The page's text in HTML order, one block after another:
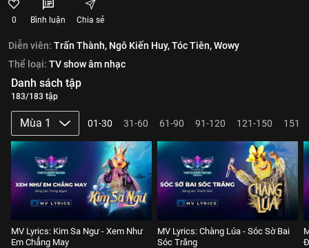
0 Bình luận Chia sẻ
Diễn viên: Trấn Thành, Ngô Kiến Huy,Tóc Tiên,Wowy
Thể loại: TV show âm nhạc
Danh sách tập
183/183 tập
Mùa 1 01-30 31-60 61-90 91-120 121-150 151-
MV Lyrics: Kim Sa Ngư - Xem Như
Em Chẳng May
MV Lyrics: Chàng Lúa - Sóc Sờ Bai
Sóc Trăng